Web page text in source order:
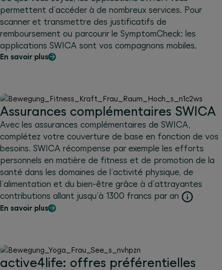
permettent d’accéder à de nombreux services. Pour
scanner et transmettre des justificatifs de
remboursement ou parcourir le SymptomCheck: les
applications SWICA sont vos compagnons mobiles.
En savoir plus
Assurances complémentaires SWICA
Avec les assurances complémentaires de SWICA,
complétez votre couverture de base en fonction de vos
besoins. SWICA récompense par exemple les efforts
personnels en matière de fitness et de promotion de la
santé dans les domaines de l’activité physique, de
l’alimentation et du bien-être grâce à d’attrayantes
contributions allant jusqu’à 1300 francs par an
En savoir plus
active4life: offres préférentielles